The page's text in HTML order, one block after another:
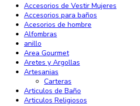
Accesorios de Vestir Mujeres
Accesorios para baños
Acesorios de hombre
Alfombras
anillo
Area Gourmet
Aretes y Argollas
Artesanias
Carteras
Articulos de Baño
Articulos Religiosos